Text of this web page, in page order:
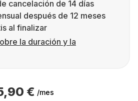
cancelación de 14 días
después de 12 meses
al finalizar
la duración y la
€ /mes